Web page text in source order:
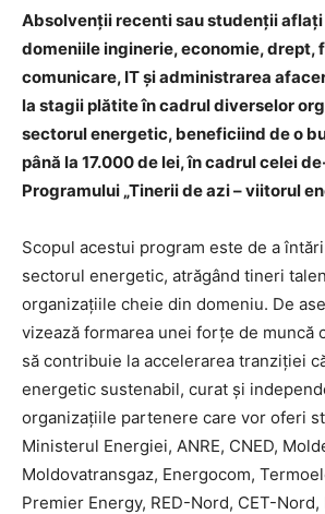
Absolvenții recenti sau studenții aflați
domeniile inginerie, economie, drept,
comunicare, IT și administrarea
la stagii plătite în cadrul diverselor
sectorul energetic, beneficiind de o
până la 17.000 de lei, în cadrul celei
Programului „Tinerii de azi – viitorul
Scopul acestui program este de a
sectorul energetic, atrăgând tineri
organizațiile cheie din domeniu. De
vizează formarea unei forțe de muncă
să contribuie la accelerarea tranziției
energetic sustenabil, curat și
organizațiile partenere care vor oferi
Ministerul Energiei, ANRE, CNED,
Moldovatransgaz, Energocom,
Premier Energy, RED-Nord, CET-Nord,